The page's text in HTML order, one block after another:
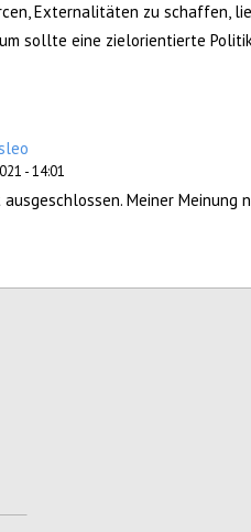
Externalitäten zu schaffen,
sollte eine zielorientierte
- 14:01
Meiner Meinung